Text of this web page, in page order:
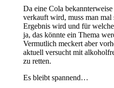
Da eine Cola
verkauft wird, muss man
Ergebnis wird und für
ja, das könnte ein Thema
Vermutlich meckert aber
aktuell versucht mit
zu retten.
Es bleibt spannend…